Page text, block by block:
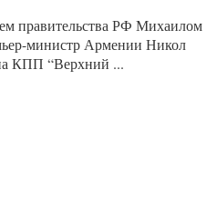
правительства РФ Михаилом
министр Армении Никол
КПП “Верхний ...